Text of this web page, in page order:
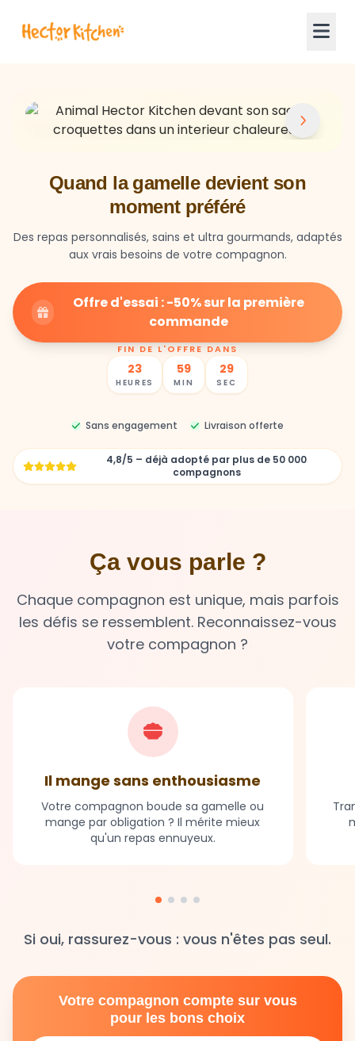
Quand la gamelle devient son
moment préféré
Des repas personnalisés, sains et ultra gourmands, adaptés
aux vrais besoins de votre compagnon.
Offre d'essai : -50% sur la première
commande
FIN DE L'OFFRE DANS
23
HEURES
59
MIN
27
SEC
Sans engagement Livraison offerte
4,8/5 – déjà adopté par plus de 50 000
compagnons
Ça vous parle ?
Chaque compagnon est unique, mais parfois
les défis se ressemblent. Reconnaissez-vous
votre compagnon ?
Il mange sans enthousiasme
Votre compagnon boude sa gamelle ou
mange par obligation ? Il mérite mieux
qu'un repas ennuyeux.
Si oui, rassurez-vous : vous n'êtes pas seul.
Votre compagnon compte sur vous
pour les bons choix